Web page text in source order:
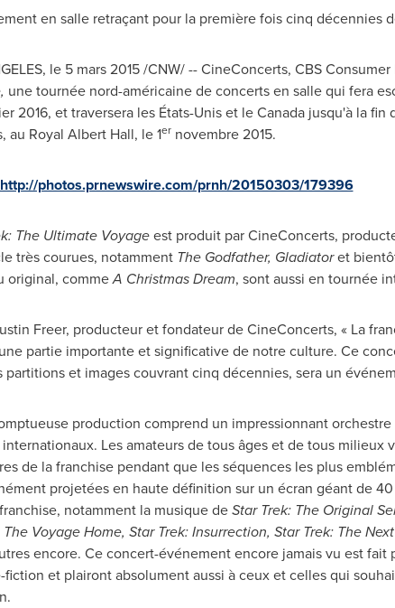
en salle retraçant pour la première fois cinq décennies
, le 5 mars 2015 /CNW/ -- CineConcerts, CBS
une tournée nord-américaine de concerts en salle qui fera
2016, ettraversera les États-Unis et leCanadajusqu'à la fin
au Royal Albert Hall, le 1ernovembre 2015.
http://photos.prnewswire.com/prnh/20150303/179396
The Ultimate Voyageest produit par CineConcerts,
très courues, notamment The Godfather, Gladiatoret
original, commeA Christmas Dream, sont aussi en tournée
Freer, producteur et fondateur de CineConcerts, « La
partie importante et significative de notre culture. Ce
partitions et images couvrant cinq décennies, sera un
production comprend un impressionnant
Les amateurs de tous âges et de tous
de la franchise pendant que les séquences les plus
projetées en haute définition sur un écran géant de
notamment la musique deStar Trek: The Original
The Voyage Home, Star Trek: Insurrection, Star Trek: The
encore. Ce concert-événement encore jamais vu est
fiction et plairont absolument aussi à ceux et celles qui